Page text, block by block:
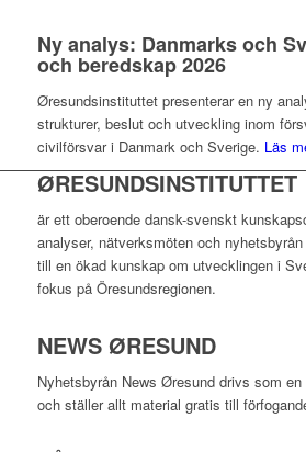
Ny analys: Danmarks och
och beredskap 2026
Øresundsinstituttet presenterar en ny
strukturer, beslut och utveckling inom
civilförsvar i Danmark och Sverige. Läs
ØRESUNDSINSTITUTTET
är ett oberoende dansk-svenskt
analyser, nätverksmöten och
till en ökad kunskap om utvecklingen i
fokus på Öresundsregionen.
NEWS ØRESUND
Nyhetsbyrån News Øresund drivs som
och ställer allt material gratis till